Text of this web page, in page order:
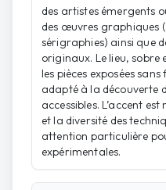
des artistes émergents
des œuvres graphiques
sérigraphies) ainsi que
originaux. Le lieu,
les pièces exposées
adapté à la découverte
accessibles. L’accent
et la diversité des
attention particulière
expérimentales.